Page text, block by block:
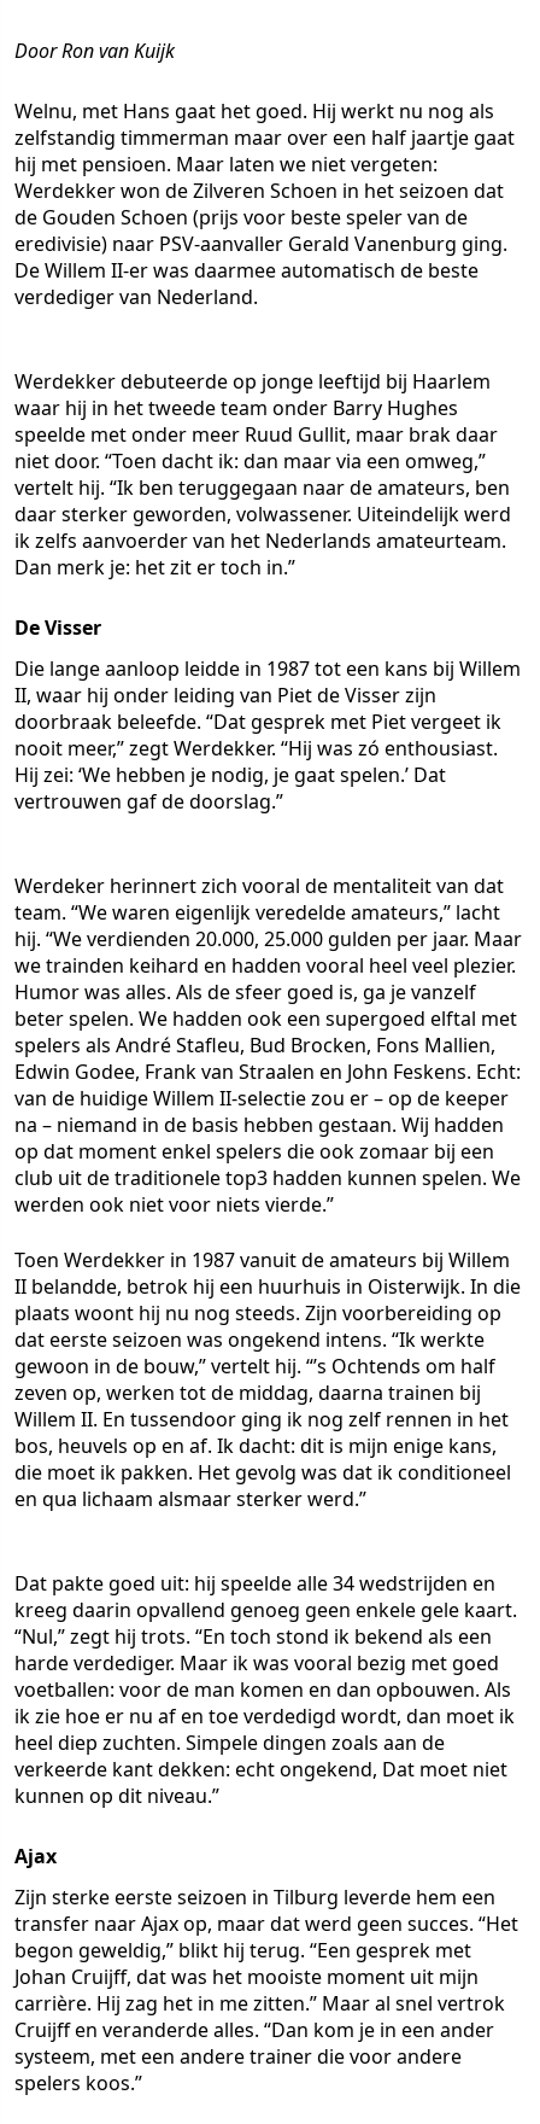
Door Ron van Kuijk
Welnu, met Hans gaat het goed. Hij werkt nu nog als
zelfstandig timmerman maar over een half jaartje gaat
hij met pensioen. Maar laten we niet vergeten:
Werdekker won de Zilveren Schoen in het seizoen dat
de Gouden Schoen (prijs voor beste speler van de
eredivisie) naar PSV-aanvaller Gerald Vanenburg ging.
De Willem II-er was daarmee automatisch de beste
verdediger van Nederland.
Werdekker debuteerde op jonge leeftijd bij Haarlem
waar hij in het tweede team onder Barry Hughes
speelde met onder meer Ruud Gullit, maar brak daar
niet door. “Toen dacht ik: dan maar via een omweg,”
vertelt hij. “Ik ben teruggegaan naar de amateurs, ben
daar sterker geworden, volwassener. Uiteindelijk werd
ik zelfs aanvoerder van het Nederlands amateurteam.
Dan merk je: het zit er toch in.”
De Visser
Die lange aanloop leidde in 1987 tot een kans bij Willem
II, waar hij onder leiding van Piet de Visser zijn
doorbraak beleefde. “Dat gesprek met Piet vergeet ik
nooit meer,” zegt Werdekker. “Hij was zó enthousiast.
Hij zei: ‘We hebben je nodig, je gaat spelen.’ Dat
vertrouwen gaf de doorslag.”
Werdeker herinnert zich vooral de mentaliteit van dat
team. “We waren eigenlijk veredelde amateurs,” lacht
hij. “We verdienden 20.000, 25.000 gulden per jaar. Maar
we trainden keihard en hadden vooral heel veel plezier.
Humor was alles. Als de sfeer goed is, ga je vanzelf
beter spelen. We hadden ook een supergoed elftal met
spelers als André Stafleu, Bud Brocken, Fons Mallien,
Edwin Godee, Frank van Straalen en John Feskens. Echt:
van de huidige Willem II-selectie zou er – op de keeper
na – niemand in de basis hebben gestaan. Wij hadden
op dat moment enkel spelers die ook zomaar bij een
club uit de traditionele top3 hadden kunnen spelen. We
werden ook niet voor niets vierde.”
Toen Werdekker in 1987 vanuit de amateurs bij Willem
II belandde, betrok hij een huurhuis in Oisterwijk. In die
plaats woont hij nu nog steeds. Zijn voorbereiding op
dat eerste seizoen was ongekend intens. “Ik werkte
gewoon in de bouw,” vertelt hij. “’s Ochtends om half
zeven op, werken tot de middag, daarna trainen bij
Willem II. En tussendoor ging ik nog zelf rennen in het
bos, heuvels op en af. Ik dacht: dit is mijn enige kans,
die moet ik pakken. Het gevolg was dat ik conditioneel
en qua lichaam alsmaar sterker werd.”
Dat pakte goed uit: hij speelde alle 34 wedstrijden en
kreeg daarin opvallend genoeg geen enkele gele kaart.
“Nul,” zegt hij trots. “En toch stond ik bekend als een
harde verdediger. Maar ik was vooral bezig met goed
voetballen: voor de man komen en dan opbouwen. Als
ik zie hoe er nu af en toe verdedigd wordt, dan moet ik
heel diep zuchten. Simpele dingen zoals aan de
verkeerde kant dekken: echt ongekend, Dat moet niet
kunnen op dit niveau.”
Ajax
Zijn sterke eerste seizoen in Tilburg leverde hem een
transfer naar Ajax op, maar dat werd geen succes. “Het
begon geweldig,” blikt hij terug. “Een gesprek met
Johan Cruijff, dat was het mooiste moment uit mijn
carrière. Hij zag het in me zitten.” Maar al snel vertrok
Cruijff en veranderde alles. “Dan kom je in een ander
systeem, met een andere trainer die voor andere
spelers koos.”